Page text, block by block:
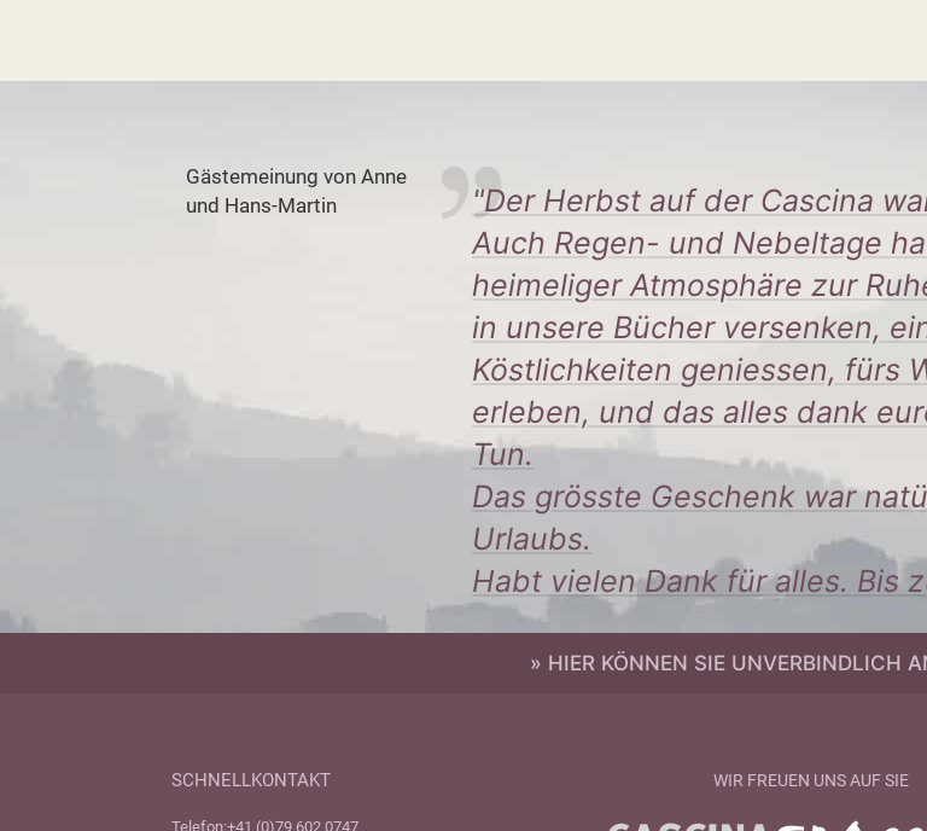
Gästemeinung von Anne
und Hans-Martin
"Der Herbst auf der Cascina
Auch Regen- und Nebeltage
heimeliger Atmosphäre zur
in unsere Bücher versenken,
Köstlichkeiten geniessen, fürs
erleben, und das alles dank
Tun.
Das grösste Geschenk war
Urlaubs.
Habt vielen Dank für alles. Bis
» HIER KÖNNEN SIE UNVERBINDLICH
SCHNELLKONTAKT
Telefon:+41 (0)79 602 0747
WIR FREUEN UNS AUF SIE